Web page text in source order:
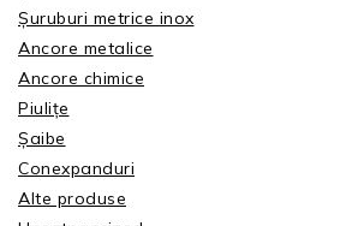
Șuruburi metrice inox
Ancore metalice
Ancore chimice
Piulițe
Șaibe
Conexpanduri
Alte produse